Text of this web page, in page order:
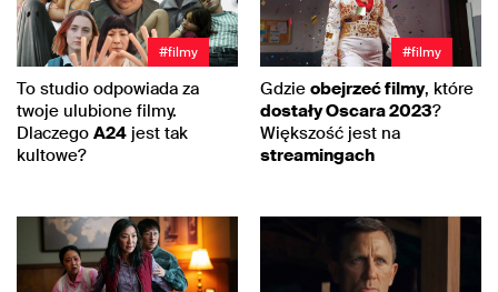
#filmy
To studio odpowiada za
twoje ulubione filmy.
Dlaczego A24 jest tak
kultowe?
#filmy
Gdzie obejrzeć filmy, które
dostały Oscara 2023?
Większość jest na
streamingach